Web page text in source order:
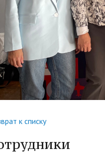
к списку